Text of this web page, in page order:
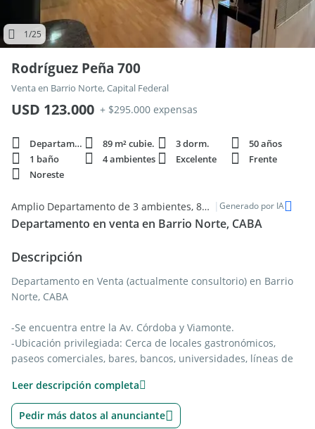
1/25
Rodríguez Peña 700
Venta en Barrio Norte, Capital Federal
USD 123.000 + $295.000 expensas
Departamento 89 m² cubie. 3 dorm.
50 años
1 baño
4 ambientes Excelente
Frente
Noreste
Amplio Departamento de 3 ambientes, 89m2 en venta en Barrio Norte | Generado por IA
Departamento en venta en Barrio Norte, CABA
Descripción
Departamento en Venta (actualmente consultorio) en Barrio
Norte, CABA
-Se encuentra entre la Av. Córdoba y Viamonte.
-Ubicación privilegiada: Cerca de locales gastronómicos,
paseos comerciales, bares, bancos, universidades, líneas de
-Departamento de 4 ambientes al frente muy espacioso y
luminoso.
-Posee balcón.
Leer descripción completa
Pedir más datos al anunciante